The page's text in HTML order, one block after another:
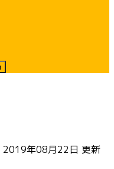
2019年08月22日 更新